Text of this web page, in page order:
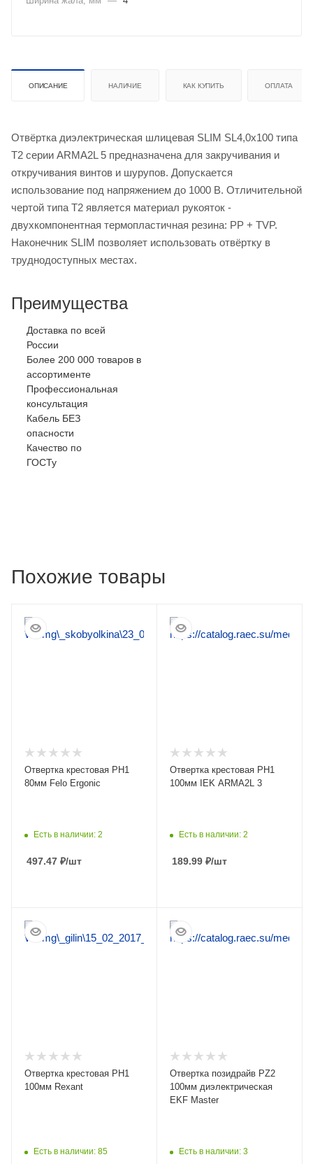
ОПИСАНИЕ НАЛИЧИЕ КАК КУПИТЬ ОПЛАТА
Отвёртка диэлектрическая шлицевая SLIM SL4,0х100 типа
Т2 серии ARMA2L 5 предназначена для закручивания и
откручивания винтов и шурупов. Допускается
использование под напряжением до 1000 В. Отличительной
чертой типа Т2 является материал рукояток -
двухкомпонентная термопластичная резина: PP + TVP.
Наконечник SLIM позволяет использовать отвёртку в
труднодоступных местах.
Преимущества
Доставка по всей
России
Более 200 000 товаров в
ассортименте
Профессиональная
консультация
Кабель БЕЗ
опасности
Качество по
ГОСТу
Похожие товары
Отвертка крестовая PH1
80мм Felo Ergonic
Есть в наличии: 2
497.47 ₽/шт
Отвертка крестовая PH1
100мм IEK ARMA2L 3
Есть в наличии: 2
189.99 ₽/шт
Отвертка крестовая PH1
100мм Rexant
Есть в наличии: 85
Отвертка позидрайв PZ2
100мм диэлектрическая
EKF Master
Есть в наличии: 3